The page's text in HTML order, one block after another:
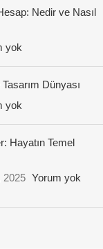
Nedir ve Nasıl
yok
Dünyası
yok
Hayatın Temel
2025 Yorum yok